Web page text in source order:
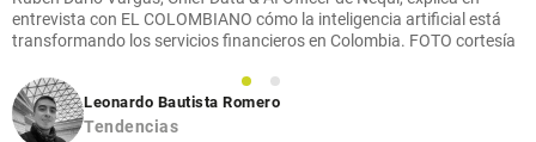
share
entrevista con EL COLOMBIANO cómo la inteligencia artificial está
transformando los servicios financieros en Colombia. FOTO cortesía
1
2
Leonardo Bautista Romero
Tendencias